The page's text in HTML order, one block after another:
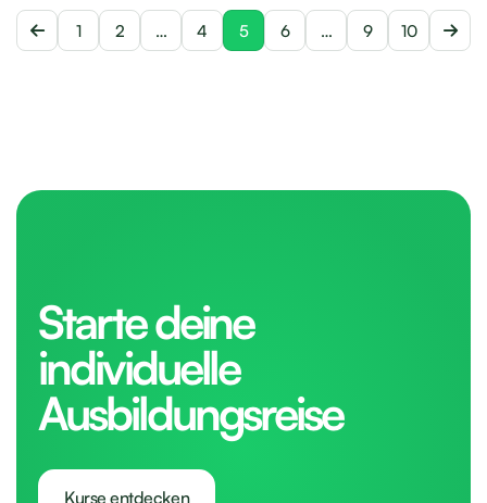
1 2 … 4 5 6 … 9 10
Starte deine
individuelle
Ausbildungsreise
Kurse entdecken